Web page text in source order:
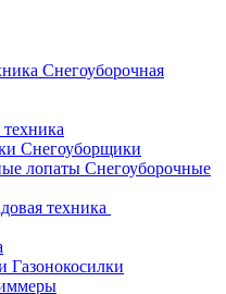
Снегоуборочная
Снегоуборщики
Снегоуборочные
техника
Газонокосилки